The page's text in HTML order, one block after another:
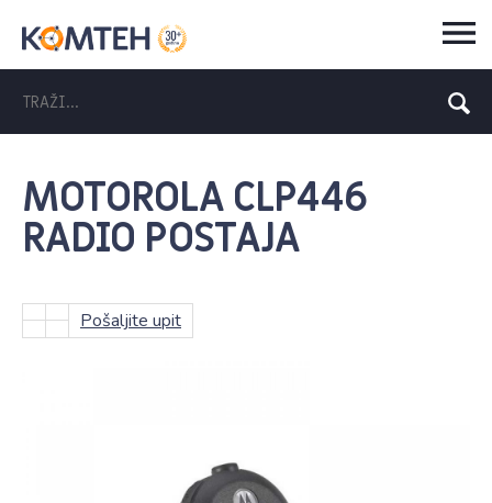
MOTOROLA CLP446
RADIO POSTAJA
Pošaljite upit